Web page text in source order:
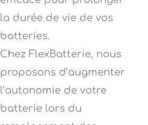
la durée de vie de vos
batteries.
Chez FlexBatterie, nous
proposons d’augmenter
l’autonomie de votre
batterie lors du